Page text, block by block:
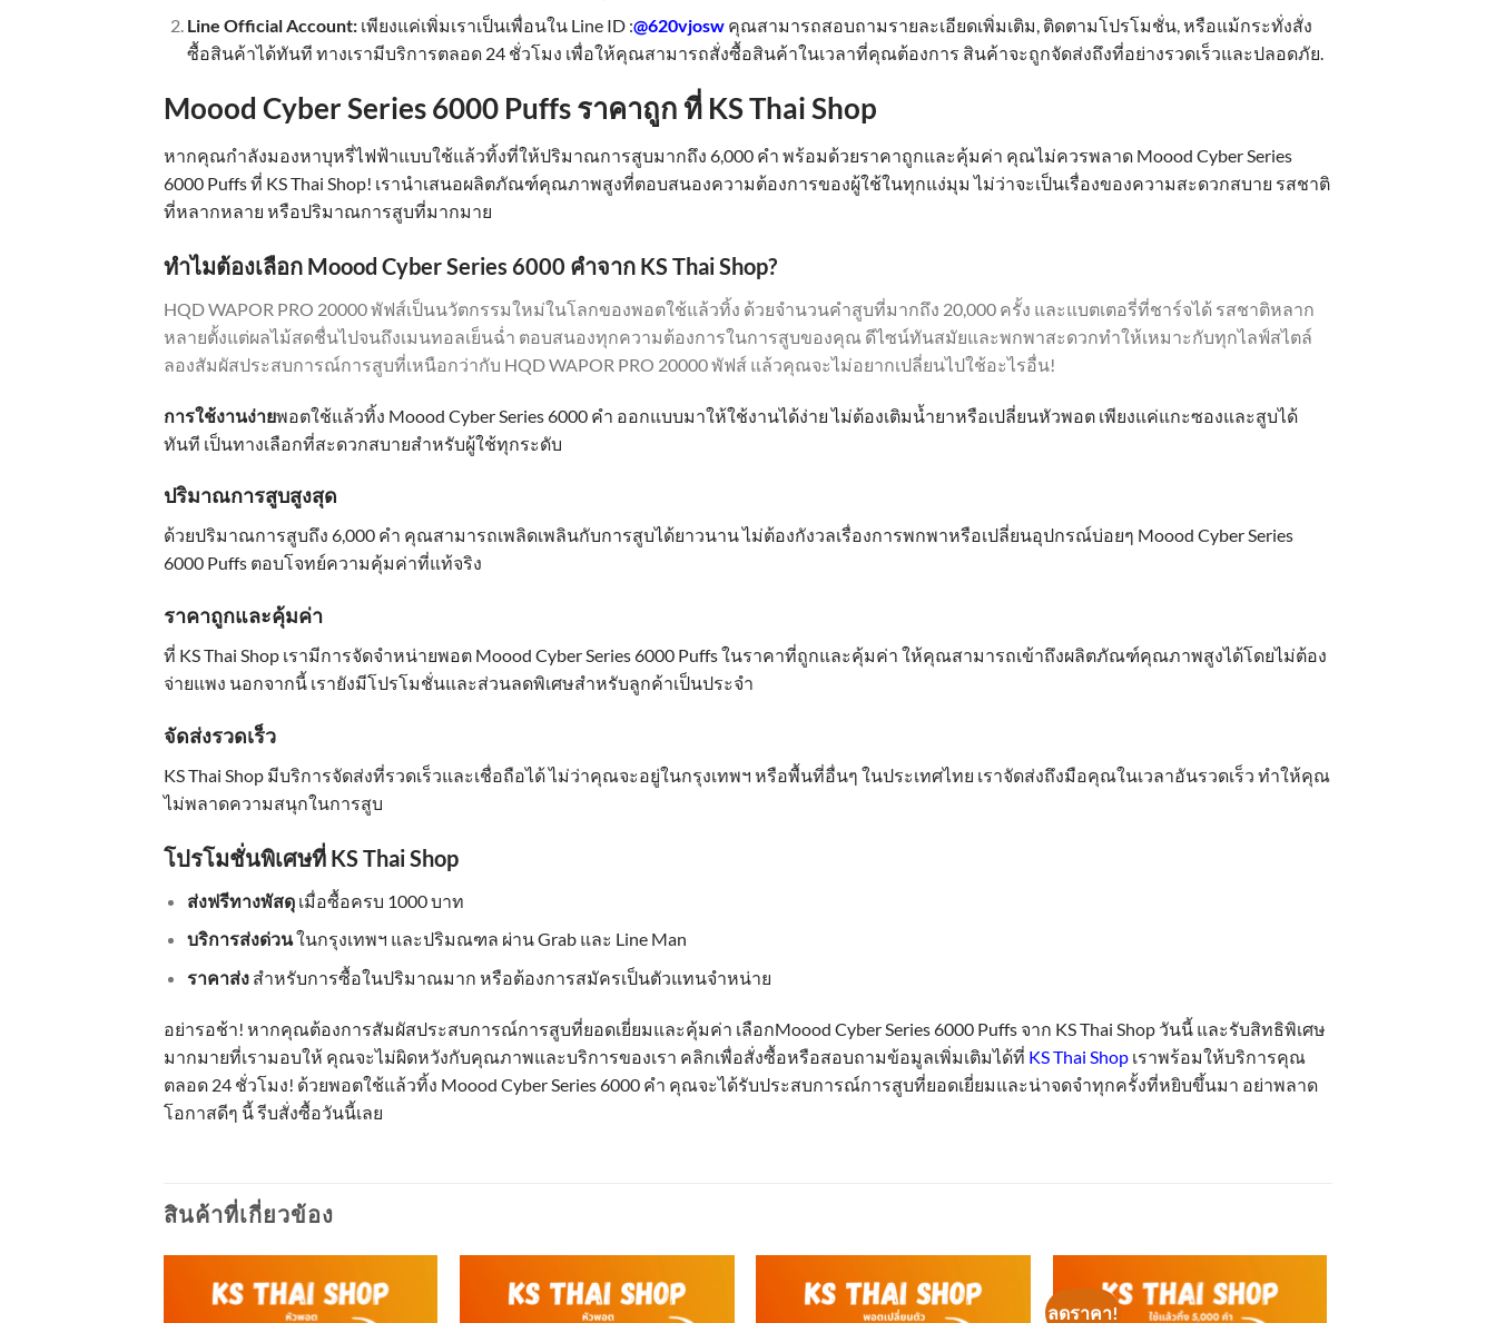
Line Official Account:เพียงแค่เพิ่มเราเป็นเพื่อนใน Line ID :@620vjosw คุณสามารถสอบถามรายละเอียดเพิ่มเติม, ติดตามโปรโมชั่น, หรือแม้กระทั่งสั่ง
ซื้อสินค้าได้ทันที ทางเรามีบริการตลอด 24 ชั่วโมง เพื่อให้คุณสามารถสั่งซื้อสินค้าในเวลาที่คุณต้องการ สินค้าจะถูกจัดส่งถึงที่อย่างรวดเร็วและปลอดภัย.
Moood Cyber Series 6000 Puffs ราคาถูก ที่ KS Thai Shop
หากคุณกำลังมองหาบุหรี่ไฟฟ้าแบบใช้แล้วทิ้งที่ให้ปริมาณการสูบมากถึง 6,000 คำ พร้อมด้วยราคาถูกและคุ้มค่า คุณไม่ควรพลาด Moood Cyber Series
6000 Puffs ที่ KS Thai Shop! เรานำเสนอผลิตภัณฑ์คุณภาพสูงที่ตอบสนองความต้องการของผู้ใช้ในทุกแง่มุม ไม่ว่าจะเป็นเรื่องของความสะดวกสบาย รสชาติ
ที่หลากหลาย หรือปริมาณการสูบที่มากมาย
ทำไมต้องเลือก Moood Cyber Series 6000 คำจาก KS Thai Shop?
HQD WAPOR PRO 20000 พัฟส์เป็นนวัตกรรมใหม่ในโลกของพอตใช้แล้วทิ้ง ด้วยจำนวนคำสูบที่มากถึง 20,000 ครั้ง และแบตเตอรี่ที่ชาร์จได้ รสชาติหลาก
หลายตั้งแต่ผลไม้สดชื่นไปจนถึงเมนทอลเย็นฉ่ำ ตอบสนองทุกความต้องการในการสูบของคุณ ดีไซน์ทันสมัยและพกพาสะดวกทำให้เหมาะกับทุกไลฟ์สไตล์
ลองสัมผัสประสบการณ์การสูบที่เหนือกว่ากับ HQD WAPOR PRO 20000 พัฟส์ แล้วคุณจะไม่อยากเปลี่ยนไปใช้อะไรอื่น!
การใช้งานง่ายพอตใช้แล้วทิ้ง Moood Cyber Series 6000 คำ ออกแบบมาให้ใช้งานได้ง่าย ไม่ต้องเติมน้ำยาหรือเปลี่ยนหัวพอต เพียงแค่แกะซองและสูบได้
ทันที เป็นทางเลือกที่สะดวกสบายสำหรับผู้ใช้ทุกระดับ
ปริมาณการสูบสูงสุด
ด้วยปริมาณการสูบถึง 6,000 คำ คุณสามารถเพลิดเพลินกับการสูบได้ยาวนาน ไม่ต้องกังวลเรื่องการพกพาหรือเปลี่ยนอุปกรณ์บ่อยๆ Moood Cyber Series
6000 Puffs ตอบโจทย์ความคุ้มค่าที่แท้จริง
ราคาถูกและคุ้มค่า
ที่ KS Thai Shop เรามีการจัดจำหน่ายพอต Moood Cyber Series 6000 Puffs ในราคาที่ถูกและคุ้มค่า ให้คุณสามารถเข้าถึงผลิตภัณฑ์คุณภาพสูงได้โดยไม่ต้อง
จ่ายแพง นอกจากนี้ เรายังมีโปรโมชั่นและส่วนลดพิเศษสำหรับลูกค้าเป็นประจำ
จัดส่งรวดเร็ว
KS Thai Shop มีบริการจัดส่งที่รวดเร็วและเชื่อถือได้ ไม่ว่าคุณจะอยู่ในกรุงเทพฯ หรือพื้นที่อื่นๆ ในประเทศไทย เราจัดส่งถึงมือคุณในเวลาอันรวดเร็ว ทำให้คุณ
ไม่พลาดความสนุกในการสูบ
โปรโมชั่นพิเศษที่ KS Thai Shop
ส่งฟรีทางพัสดุเมื่อซื้อครบ 1000 บาท
บริการส่งด่วนในกรุงเทพฯ และปริมณฑล ผ่าน Grab และ Line Man
ราคาส่งสำหรับการซื้อในปริมาณมาก หรือต้องการสมัครเป็นตัวแทนจำหน่าย
อย่ารอช้า! หากคุณต้องการสัมผัสประสบการณ์การสูบที่ยอดเยี่ยมและคุ้มค่า เลือกMoood Cyber Series 6000 Puffs จาก KS Thai Shop วันนี้ และรับสิทธิพิเศษ
มากมายที่เรามอบให้ คุณจะไม่ผิดหวังกับคุณภาพและบริการของเรา คลิกเพื่อสั่งซื้อหรือสอบถามข้อมูลเพิ่มเติมได้ที่ KS Thai Shop เราพร้อมให้บริการคุณ
ตลอด 24 ชั่วโมง! ด้วยพอตใช้แล้วทิ้ง Moood Cyber Series 6000 คำ คุณจะได้รับประสบการณ์การสูบที่ยอดเยี่ยมและน่าจดจำทุกครั้งที่หยิบขึ้นมา อย่าพลาด
โอกาสดีๆ นี้ รีบสั่งซื้อวันนี้เลย
สินค้าที่เกี่ยวข้อง
ลดราคา!